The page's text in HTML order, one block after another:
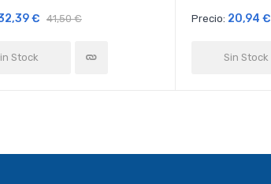
€ 41,50 €
Stock
Precio: 20,94 €
Sin Stock